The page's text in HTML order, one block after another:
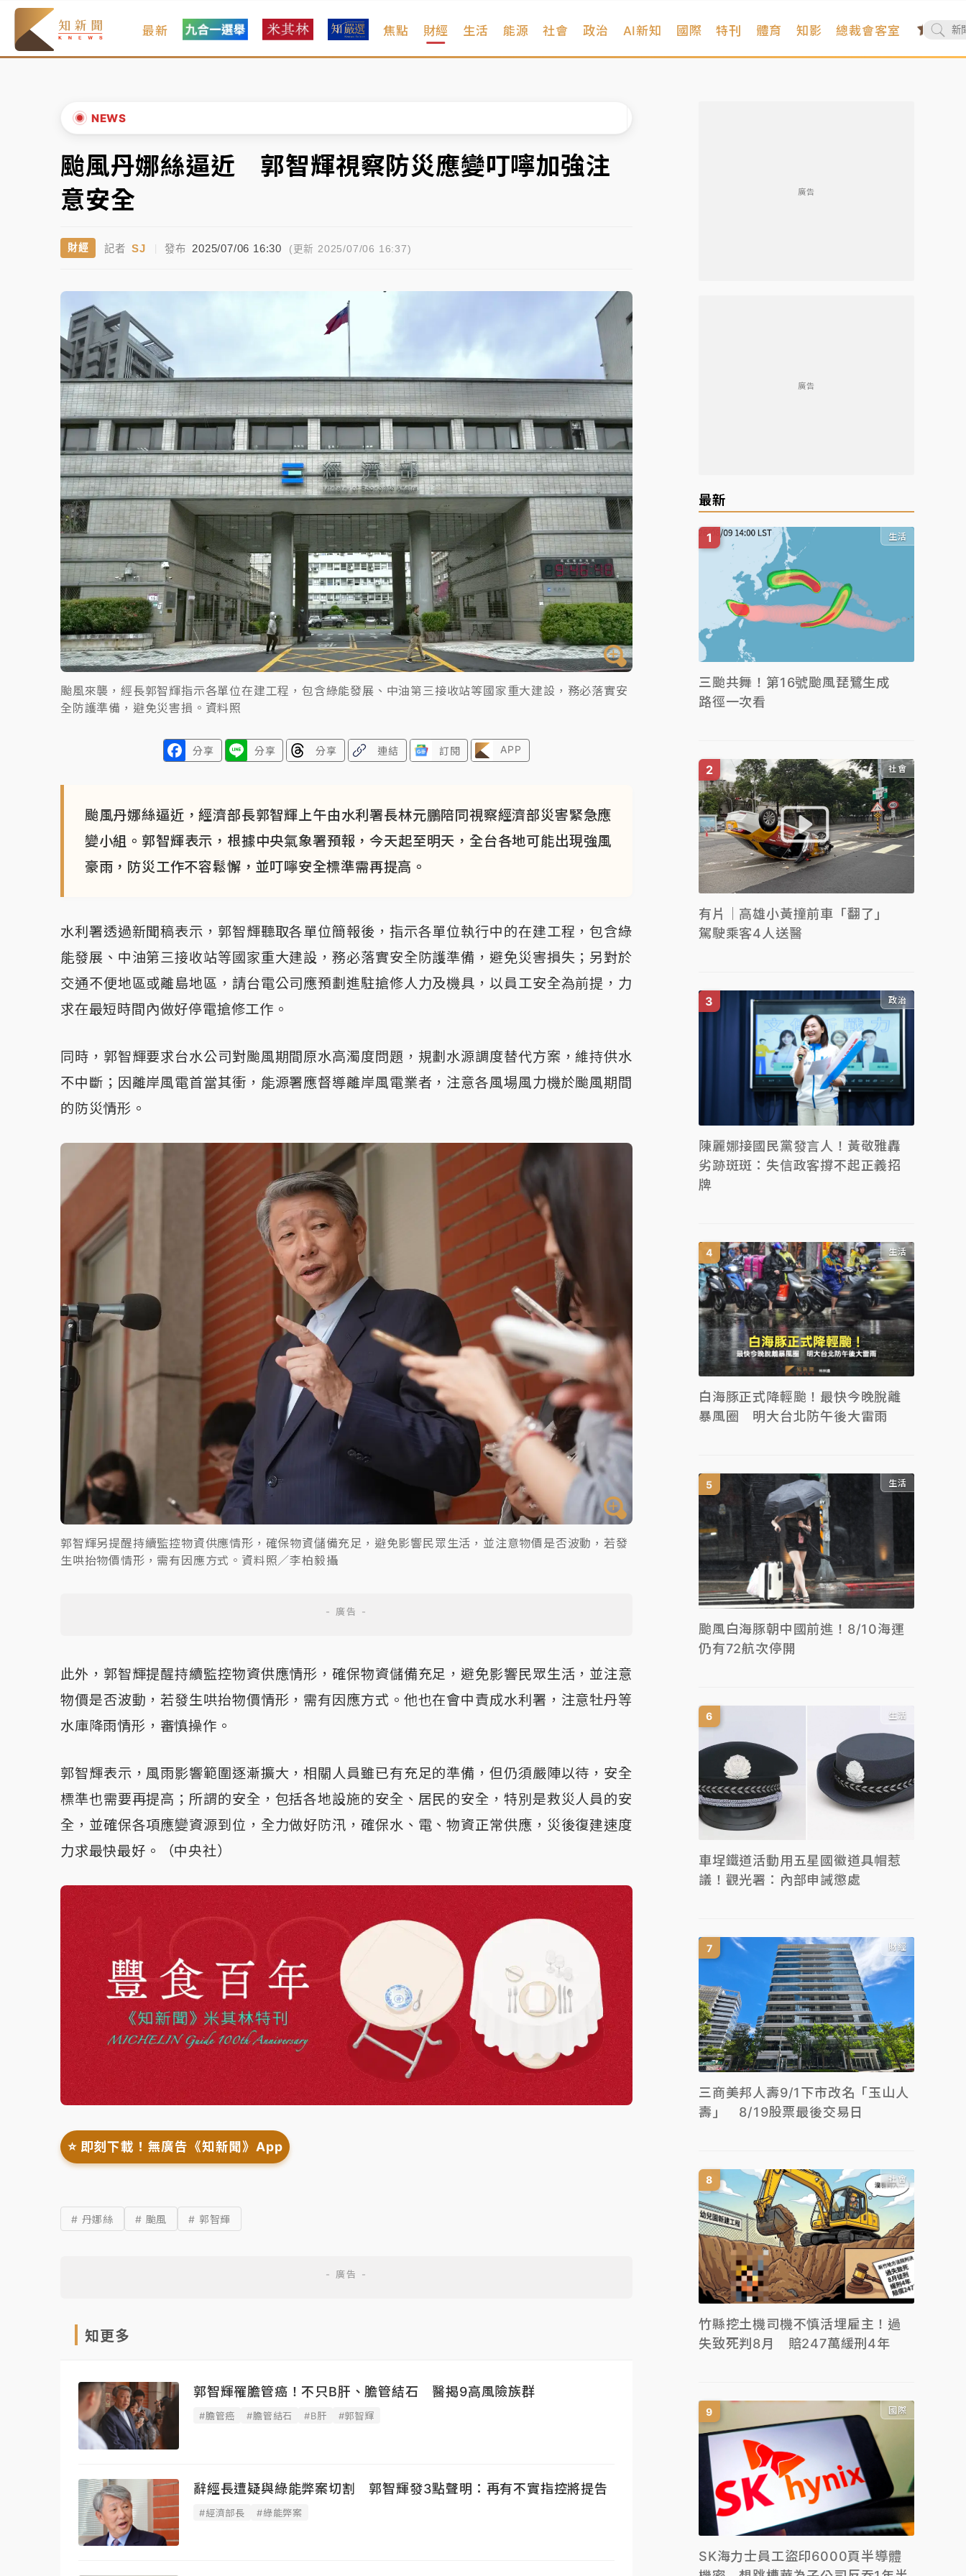
最新 焦點 財經 生活 能源 社會 政治 AI新知 國際 特刊 體育 知影 總裁會客室
NEWS
韓股最壞時期已過？大摩估去槓桿完成逾半 波動率降至2個月低
「白海豚」雨炸新北！通報109件災情 侯友宜揭這類災損最多
白海豚挾豪雨狂炸新北！時雨量破百毫米 水塔、雨棚砸落毀車
日職｜ 林安可狀態正好卻因左膝疼痛下二軍 日媒感嘆「好事多磨」
「白海豚」雨炸新北！通報109件災情 侯友宜揭這類災損最多
白海豚挾豪雨狂炸新北！時雨量破百毫米 水塔、雨棚砸落毀車
▲
▼
颱風丹娜絲逼近 郭智輝視察防災應變叮嚀加強注
意安全
財經 記者 SJ | 發布 2025/07/06 16:30 (更新 2025/07/06 16:37)
颱風來襲，經長郭智輝指示各單位在建工程，包含綠能發展、中油第三接收站等國家重大建設，務必落實安
全防護準備，避免災害損。資料照
分享 分享 分享 連結 訂閱 APP
颱風丹娜絲逼近，經濟部長郭智輝上午由水利署長林元鵬陪同視察經濟部災害緊急應
變小組。郭智輝表示，根據中央氣象署預報，今天起至明天，全台各地可能出現強風
豪雨，防災工作不容鬆懈，並叮嚀安全標準需再提高。
水利署透過新聞稿表示，郭智輝聽取各單位簡報後，指示各單位執行中的在建工程，包含綠
能發展、中油第三接收站等國家重大建設，務必落實安全防護準備，避免災害損失；另對於
交通不便地區或離島地區，請台電公司應預劃進駐搶修人力及機具，以員工安全為前提，力
求在最短時間內做好停電搶修工作。
同時，郭智輝要求台水公司對颱風期間原水高濁度問題，規劃水源調度替代方案，維持供水
不中斷；因離岸風電首當其衝，能源署應督導離岸風電業者，注意各風場風力機於颱風期間
的防災情形。
郭智輝另提醒持續監控物資供應情形，確保物資儲備充足，避免影響民眾生活，並注意物價是否波動，若發
生哄抬物價情形，需有因應方式。資料照／李柏毅攝
此外，郭智輝提醒持續監控物資供應情形，確保物資儲備充足，避免影響民眾生活，並注意
物價是否波動，若發生哄抬物價情形，需有因應方式。他也在會中責成水利署，注意牡丹等
水庫降雨情形，審慎操作。
郭智輝表示，風雨影響範圍逐漸擴大，相關人員雖已有充足的準備，但仍須嚴陣以待，安全
標準也需要再提高；所謂的安全，包括各地設施的安全、居民的安全，特別是救災人員的安
全，並確保各項應變資源到位，全力做好防汛，確保水、電、物資正常供應，災後復建速度
力求最快最好。（中央社）
⭐️ 即刻下載！無廣告《知新聞》App
# 丹娜絲 # 颱風 # 郭智輝
知更多
郭智輝罹膽管癌！不只B肝、膽管結石 醫揭9高風險族群
#膽管癌 #膽管結石 #B肝 #郭智輝
辭經長遭疑與綠能弊案切割 郭智輝發3點聲明：再有不實指控將提告
#經濟部長 #綠能弊案
廣告
廣告
最新
生活
三颱共舞！第16號颱風琵鷺生成
路徑一次看
社會
有片｜高雄小黃撞前車「翻了」
駕駛乘客4人送醫
政治
陳麗娜接國民黨發言人！黃敬雅轟
劣跡斑斑：失信政客撐不起正義招
牌
生活
白海豚正式降輕颱！最快今晚脫離
暴風圈 明大台北防午後大雷雨
生活
颱風白海豚朝中國前進！8/10海運
仍有72航次停開
生活
車埕鐵道活動用五星國徽道具帽惹
議！觀光署：內部申誡懲處
財經
三商美邦人壽9/1下市改名「玉山人
壽」 8/19股票最後交易日
社會
竹縣挖土機司機不慎活埋雇主！過
失致死判8月 賠247萬緩刑4年
國際
SK海力士員工盜印6000頁半導體